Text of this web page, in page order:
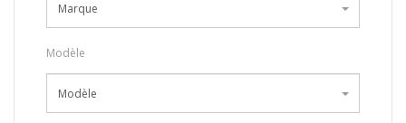
Marque
Modèle
Modèle